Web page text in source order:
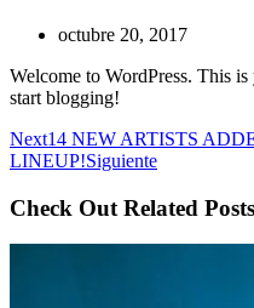
octubre 20, 2017
Welcome to WordPress. This
start blogging!
Next14 NEW ARTISTS
LINEUP!Siguiente
Check Out Related Posts